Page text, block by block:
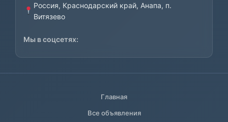
Россия, Краснодарский край, Анапа, п.
Витязево
Мы в соцсетях:
Главная
Все объявления